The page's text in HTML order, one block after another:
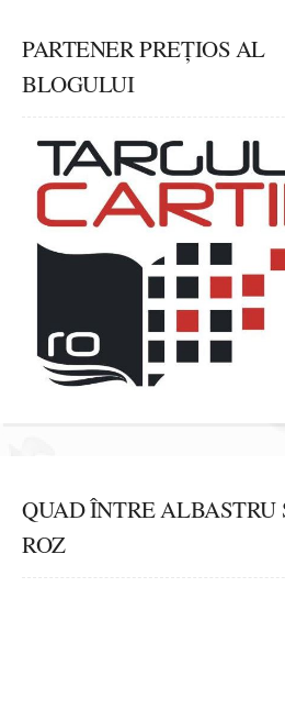
PARTENER PREȚIOS AL
BLOGULUI
QUAD ÎNTRE ALBASTRU
ROZ